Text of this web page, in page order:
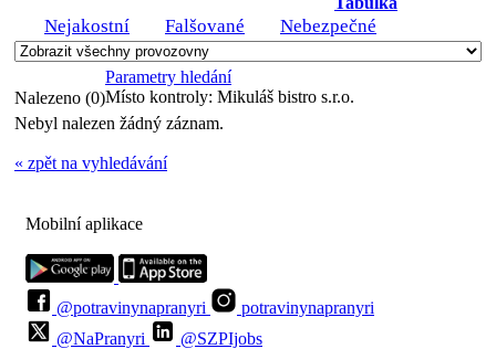
Nejakostní Falšované Nebezpečné
Nalezeno (0)
Parametry hledání
Místo kontroly: Mikuláš bistro s.r.o.
Nebyl nalezen žádný záznam.
« zpět na vyhledávání
Mobilní aplikace
@potravinynapranyri
potravinynapranyri
@NaPranyri
@SZPIjobs